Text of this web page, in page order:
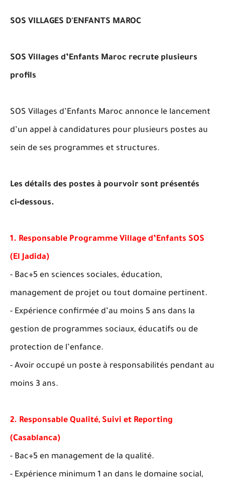
SOS VILLAGES D'ENFANTS MAROC
SOS Villages d’Enfants Maroc recrute plusieurs
profils
SOS Villages d’Enfants Maroc annonce le lancement
d’un appel à candidatures pour plusieurs postes au
sein de ses programmes et structures.
Les détails des postes à pourvoir sont présentés
ci‑dessous.
1. Responsable Programme Village d’Enfants SOS
(El Jadida)
- Bac+5 en sciences sociales, éducation,
management de projet ou tout domaine pertinent.
- Expérience confirmée d’au moins 5 ans dans la
gestion de programmes sociaux, éducatifs ou de
protection de l’enfance.
- Avoir occupé un poste à responsabilités pendant au
moins 3 ans.
2. Responsable Qualité, Suivi et Reporting
(Casablanca)
- Bac+5 en management de la qualité.
- Expérience minimum 1 an dans le domaine social,